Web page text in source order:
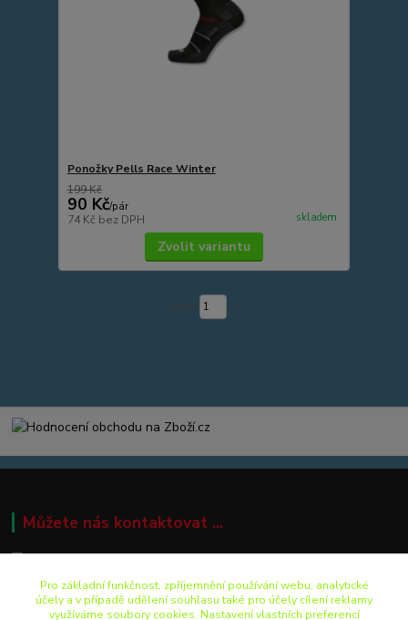
Ponožky Pells Race Winter
199 Kč
90 Kč/pár
74 Kč bez DPH skladem
Zvolit variantu
Můžete nás kontaktovat ...
+420 499 892 242
Pro základní funkčnost, zpříjemnění používání webu, analytické
účely a v případě udělení souhlasu také pro účely cílení reklamy
využíváme soubory cookies. Nastavení vlastních preferencí